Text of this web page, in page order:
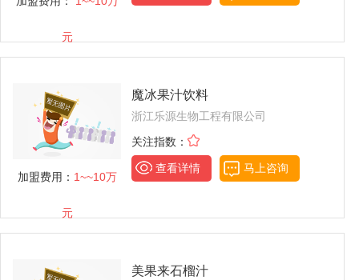
元
加盟费用： 1~~10万
元
魔冰果汁饮料
浙江乐源生物工程有限公司
关注指数：
查看详情 马上咨询
美果来石榴汁